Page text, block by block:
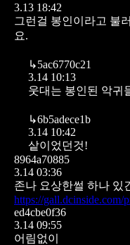
3.13 18:42
그런걸 봉인이라고 불
요.
↳5ac6770c21
3.14 10:13
웃대는 봉인된 악귀
↳6b5adece1b
3.14 10:42
샅이었던것!
8964a70885
3.14 03:36
존나 요상한썰 하나 있
https://gall.dcinside.com/
ed4cbe0f36
3.14 09:55
어림없이